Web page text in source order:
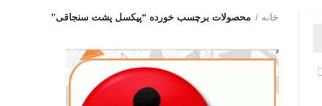
خانه محصولات برچسب خورده “پیکسل پشت سنجاقی”